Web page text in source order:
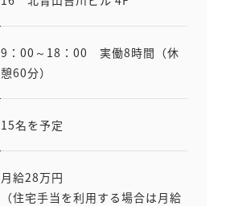
9：00～18：00 実働8時間（休
憩60分）
15名を予定
月給28万円
（住宅手当を利用する場合は月給